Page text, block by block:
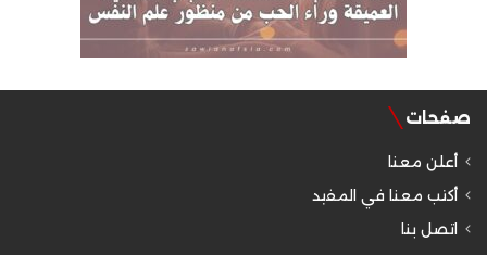
صفحات
أعلن معنا
أكتب معنا في المفيد
اتصل بنا